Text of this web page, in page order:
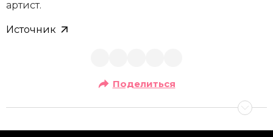
артист.
Источник
Поделиться